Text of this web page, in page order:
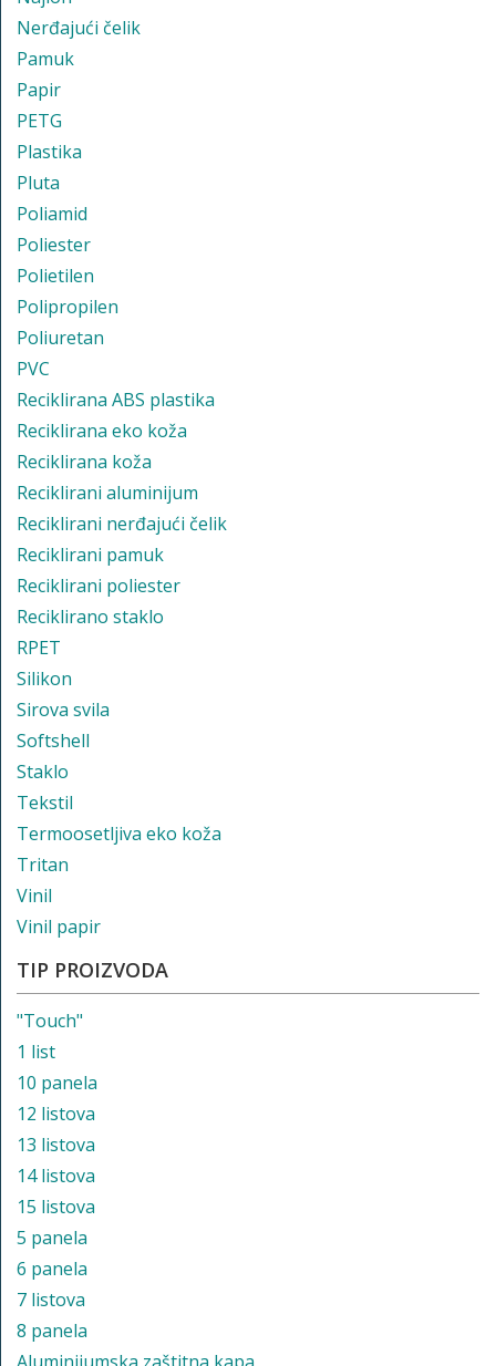
Nerđajući čelik
Pamuk
Papir
PETG
Plastika
Pluta
Poliamid
Poliester
Polietilen
Polipropilen
Poliuretan
PVC
Reciklirana ABS plastika
Reciklirana eko koža
Reciklirana koža
Reciklirani aluminijum
Reciklirani nerđajući čelik
Reciklirani pamuk
Reciklirani poliester
Reciklirano staklo
RPET
Silikon
Sirova svila
Softshell
Staklo
Tekstil
Termoosetljiva eko koža
Tritan
Vinil
Vinil papir
TIP PROIZVODA
"Touch"
1 list
10 panela
12 listova
13 listova
14 listova
15 listova
5 panela
6 panela
7 listova
8 panela